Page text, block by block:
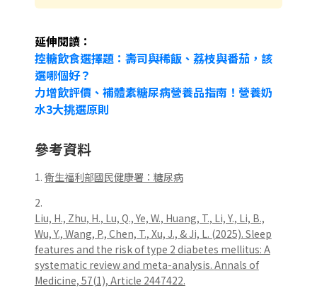
延伸閱讀：
控糖飲食選擇題：壽司與稀飯、荔枝與番茄，該
選哪個好？
力增飲評價、補體素糖尿病營養品指南！營養奶
水3大挑選原則
參考資料
1. 衛生福利部國民健康署：糖尿病
2.
Liu, H., Zhu, H., Lu, Q., Ye, W., Huang, T., Li, Y., Li, B.,
Wu, Y., Wang, P., Chen, T., Xu, J., & Ji, L. (2025). Sleep
features and the risk of type 2 diabetes mellitus: A
systematic review and meta-analysis. Annals of
Medicine, 57(1), Article 2447422.